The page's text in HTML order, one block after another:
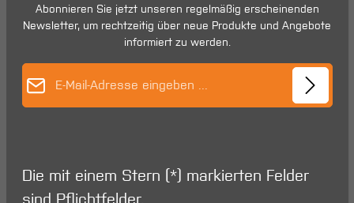
Abonnieren Sie jetzt unseren regelmäßig erscheinenden
Newsletter, um rechtzeitig über neue Produkte und Angebote
informiert zu werden.
Die mit einem Stern (*) markierten Felder